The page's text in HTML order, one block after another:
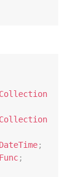
Collection
Collection
DateTime;
Func;